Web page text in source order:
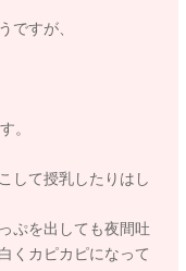
ですが、
。
して授乳したりはし
ぷを出しても夜間吐
くカピカピになって